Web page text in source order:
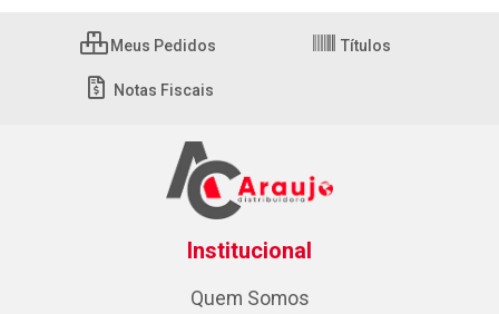
Meus Pedidos Títulos
Notas Fiscais
Institucional
Quem Somos